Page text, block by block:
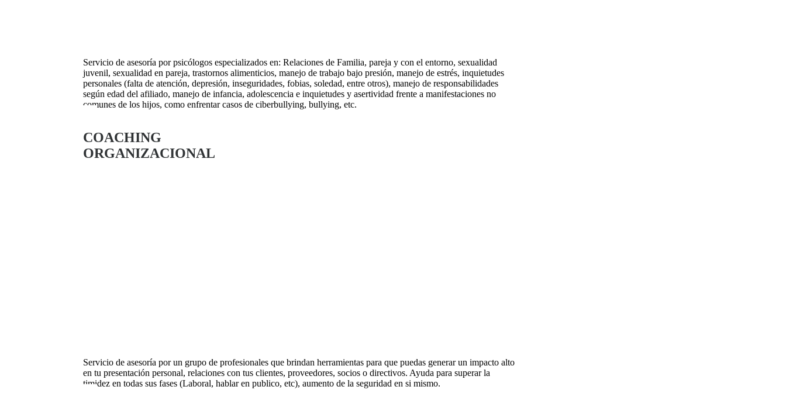
Servicio de asesoría por psicólogos especializados en: Relaciones de Familia, pareja y con el entorno, sexualidad
juvenil, sexualidad en pareja, trastornos alimenticios, manejo de trabajo bajo presión, manejo de estrés, inquietudes
personales (falta de atención, depresión, inseguridades, fobias, soledad, entre otros), manejo de responsabilidades
según edad del afiliado, manejo de infancia, adolescencia e inquietudes y asertividad frente a manifestaciones no
comunes de los hijos, como enfrentar casos de ciberbullying, bullying, etc.
COACHING
ORGANIZACIONAL
Servicio de asesoría por un grupo de profesionales que brindan herramientas para que puedas generar un impacto alto
en tu presentación personal, relaciones con tus clientes, proveedores, socios o directivos. Ayuda para superar la
timidez en todas sus fases (Laboral, hablar en publico, etc), aumento de la seguridad en si mismo.